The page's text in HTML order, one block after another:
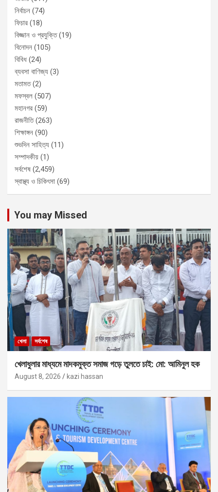
নির্বাচন (74)
ফিচার (18)
বিজ্জান ও প্রযুক্তি(19)
বিনোদন (105)
বিবিধ (24)
ব্যবসা বাণিজ্য (3)
মতামত(2)
মফস্বল (507)
মহানগর (59)
রাজনীতি(263)
শিক্ষাঙ্গন (90)
শুভদিন সাহিত্য (11)
সম্পাদকীয় (1)
সর্বশেষ (2,459)
স্বাস্থ্য ও চিকিৎসা (69)
You may Missed
খেলা সর্বশেষ
খেলাধুলার মাধ্যমে মাদকমুক্ত সমাজ গড়ে তুলতে চাই: মো: আমিনুল হক
August 8, 2026 kazi hassan